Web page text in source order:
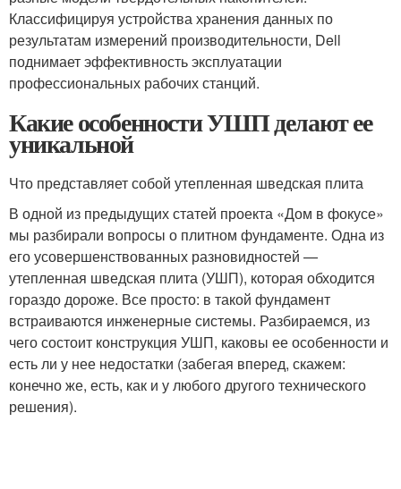
Классифицируя устройства хранения данных по
результатам измерений производительности, Dell
поднимает эффективность эксплуатации
профессиональных рабочих станций.
Какие особенности УШП делают ее
уникальной
Что представляет собой утепленная шведская плита
В одной из предыдущих статей проекта «Дом в фокусе»
мы разбирали вопросы о плитном фундаменте. Одна из
его усовершенствованных разновидностей —
утепленная шведская плита (УШП), которая обходится
гораздо дороже. Все просто: в такой фундамент
встраиваются инженерные системы. Разбираемся, из
чего состоит конструкция УШП, каковы ее особенности и
есть ли у нее недостатки (забегая вперед, скажем:
конечно же, есть, как и у любого другого технического
решения).